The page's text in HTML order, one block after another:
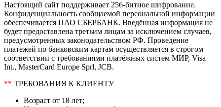
Настоящий сайт поддерживает 256-битное шифрование.
Конфиденциальность сообщаемой персональной информации
обеспечивается ПАО СБЕРБАНК. Введённая информация не
будет предоставлена третьим лицам за исключением случаев,
предусмотренных законодательством РФ. Проведение
платежей по банковским картам осуществляется в строгом
соответствии с требованиями платёжных систем МИР, Visa
Int., MasterCard Europe Sprl, JCB.
** ТРЕБОВАНИЯ К КЛИЕНТУ
Возраст от 18 лет;